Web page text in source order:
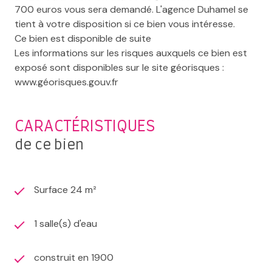
700 euros vous sera demandé. L'agence Duhamel se
tient à votre disposition si ce bien vous intéresse.
Ce bien est disponible de suite
Les informations sur les risques auxquels ce bien est
exposé sont disponibles sur le site géorisques :
www.géorisques.gouv.fr
CARACTÉRISTIQUES
de ce bien
Surface 24 m²
1 salle(s) d'eau
construit en 1900